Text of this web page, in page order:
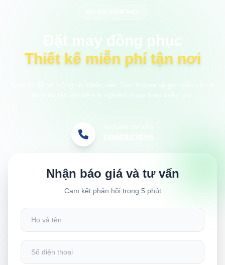
Thiết kế miễn phí tận nơi
Nhận báo giá và tư vấn
Cam kết phản hồi trong 5 phút